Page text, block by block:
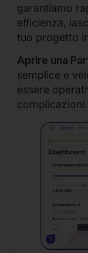
garantiamo
efficienza,
tuo progetto
Aprire una
semplice e
essere
complicazioni.